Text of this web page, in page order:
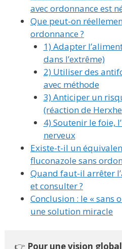
avec ordonnance est
Que peut-on
ordonnance ?
1) Adapter
dans l’extrême)
2) Utiliser des
avec méthode
3) Anticiper un
(réaction de
4) Soutenir le foie,
nerveux
Existe-t-il un
fluconazole sans
Quand faut-il arrêter
et consulter ?
Conclusion : le « sans
une solution miracle
👉 Pour une vision